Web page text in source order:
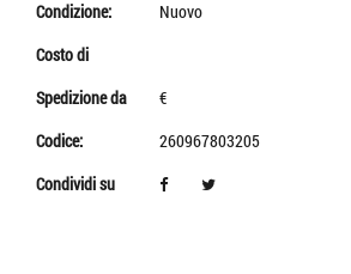
Condizione:
Nuovo
Costo di
Spedizione da
€
Codice:
260967803205
Condividi su